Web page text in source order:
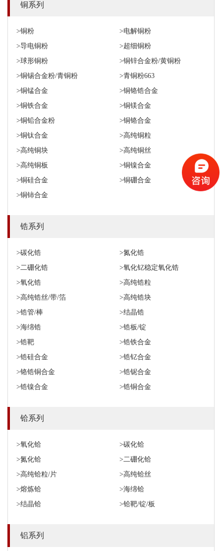
铜系列
>铜粉
>电解铜粉
>导电铜粉
>超细铜粉
>球形铜粉
>铜锌合金粉/黄铜粉
>铜锡合金粉/青铜粉
>青铜粉663
>铜锰合金
>铜铬锆合金
>铜铁合金
>铜镁合金
>铜铅合金粉
>铜铬合金
>铜钛合金
>高纯铜粒
>高纯铜块
>高纯铜丝
>高纯铜板
>铜镍合金
>铜硅合金
>铜硼合金
>铜铈合金
锆系列
>碳化锆
>氮化锆
>二硼化锆
>氧化钇稳定氧化锆
>氧化锆
>高纯锆粒
>高纯锆丝/带/箔
>高纯锆块
>锆管/棒
>结晶锆
>海绵锆
>锆板/锭
>锆靶
>锆铁合金
>锆硅合金
>锆钇合金
>铬锆铜合金
>锆铌合金
>锆镍合金
>锆铜合金
铪系列
>氧化铪
>碳化铪
>氮化铪
>二硼化铪
>高纯铪粒/片
>高纯铪丝
>熔炼铪
>海绵铪
>结晶铪
>铪靶/锭/板
铝系列